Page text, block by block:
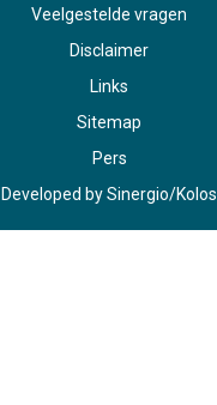
Veelgestelde vragen
Disclaimer
Links
Sitemap
Pers
Developed bySinergio/Kolos